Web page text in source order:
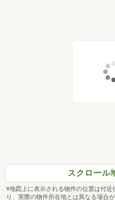
スクロール
※地図上に表示される物件の位置は付
り、実際の物件所在地とは異なる場合が